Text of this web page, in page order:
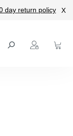
day return policy X